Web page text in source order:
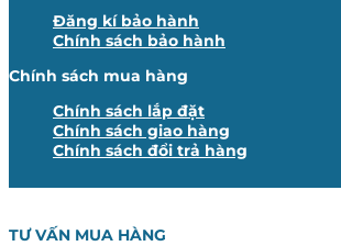
Đăng kí bảo hành
Chính sách bảo hành
Chính sách mua hàng
Chính sách lắp đặt
Chính sách giao hàng
Chính sách đổi trả hàng
TƯ VẤN MUA HÀNG